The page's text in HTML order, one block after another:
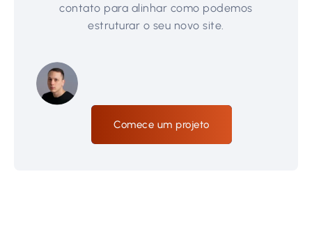
contato para alinhar como podemos
estruturar o seu novo site.
Comece um projeto